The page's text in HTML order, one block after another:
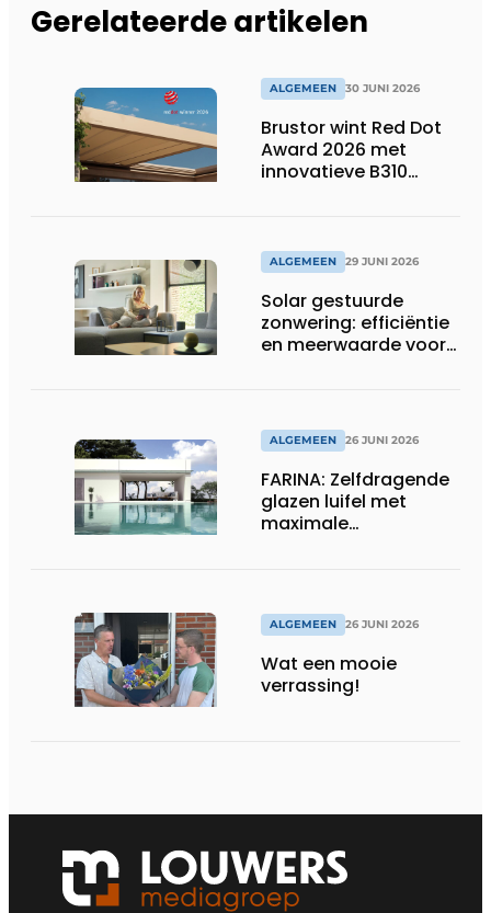
Gerelateerde artikelen
ALGEMEEN 30 JUNI 2026
Brustor wint Red Dot
Award 2026 met
innovatieve B310
ALGEMEEN 29 JUNI 2026
Solar gestuurde
zonwering: efficiëntie
en meerwaarde voor
ALGEMEEN 26 JUNI 2026
FARINA: Zelfdragende
glazen luifel met
maximale
ALGEMEEN 26 JUNI 2026
Wat een mooie
verrassing!